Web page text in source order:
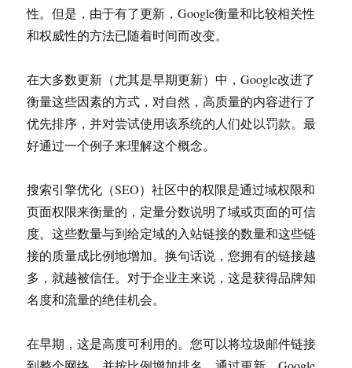
性。但是，由于有了更新，Google衡量和比较相关性
和权威性的方法已随着时间而改变。
在大多数更新（尤其是早期更新）中，Google改进了
衡量这些因素的方式，对自然，高质量的内容进行了
优先排序，并对尝试使用该系统的人们处以罚款。最
好通过一个例子来理解这个概念。
搜索引擎优化（SEO）社区中的权限是通过域权限和
页面权限来衡量的，定量分数说明了域或页面的可信
度。这些数量与到给定域的入站链接的数量和这些链
接的质量成比例地增加。换句话说，您拥有的链接越
多，就越被信任。对于企业主来说，这是获得品牌知
名度和流量的绝佳机会。
在早期，这是高度可利用的。您可以将垃圾邮件链接